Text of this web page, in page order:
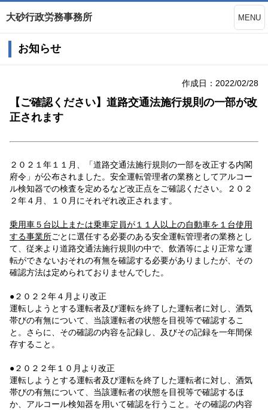
大砂行政労務事務所 MENU
お知らせ
作成日：2022/02/28
【ご確認ください】道路交通法施行規則の一部が改
正されます
２０２１年１１月、「道路交通法施行規則の一部を改正する内閣
府令」が公布されました。安全運転管理者の業務としてアルコー
ル検知器での検査を定めるなど改正点をご確認ください。２０２
２年４月、１０月にそれぞれ改正されます。
乗用車５台以上または乗車定員が１１人以上の自動車を１台使用
する事業所ごとに選任する必要のある安全運転管理者の業務とし
て、従来より道路交通法施行規則の中で、飲酒等により正常な運
転ができないおそれの有無を確認する必要がありましたが、その
確認方法は定められておりませんでした。
●２０２２年４月より改正
運転しようとする運転者及び運転を終了した運転者に対し、酒気
帯びの有無について、当該運転者の状態を目視等で確認するこ
と。さらに、その確認の内容を記録し、及びその記録を一年間保
存すること。
●２０２２年１０月より改正
運転しようとする運転者及び運転を終了した運転者に対し、酒気
帯びの有無について、当該運転者の状態を目視等で確認するほ
か、アルコール検知器を用いて確認を行うこと。その確認の内容